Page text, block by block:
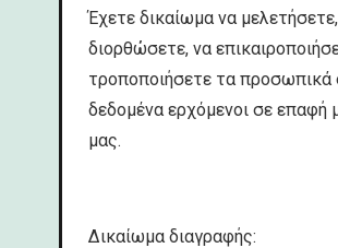
Έχετε δικαίωμα να
διορθώσετε, να
τροποποιήσετε τα προσωπικά
δεδομένα ερχόμενοι σε επαφή
μας.
Δικαίωμα διαγραφής: